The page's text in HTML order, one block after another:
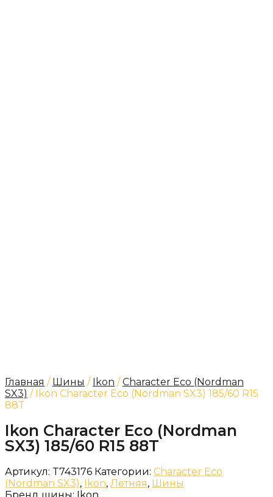
Главная / Шины / Ikon /Character Eco (Nordman
SX3) / Ikon Character Eco (Nordman SX3) 185/60 R15
88T
Ikon Character Eco (Nordman
SX3) 185/60 R15 88T
Артикул: T743176 Категории: Character Eco
(Nordman SX3), Ikon, Летняя, Шины